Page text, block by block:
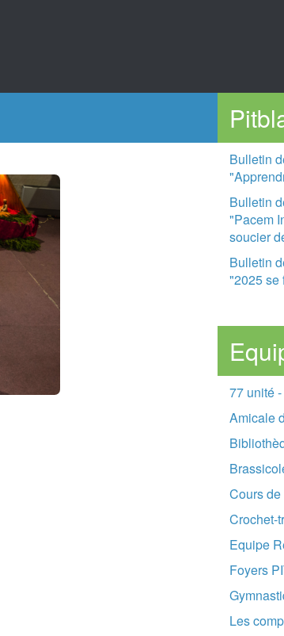
Bulletin
Bulletin
"Pacem
soucier
Bulletin
"2025 se
77 unité
Amicale
Cours
Crochet-
Equipe
Foyers
Les